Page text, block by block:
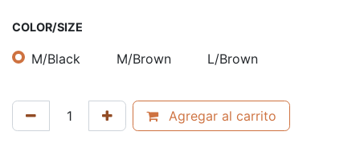
COLOR/SIZE
M/Black M/Brown L/Brown
Agregar al carrito